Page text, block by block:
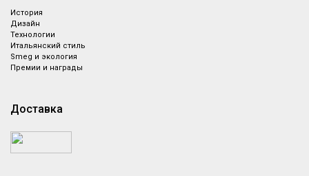
История
Дизайн
Технологии
Итальянский стиль
Smeg и экология
Премии и награды
Доставка